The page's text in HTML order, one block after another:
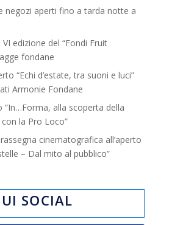
negozi aperti fino a tarda notte a
edizione del “Fondi Fruit
fondane
“Echi d’estate, tra suoni e luci”
Armonie Fondane
“In…Forma, alla scoperta della
la Pro Loco”
cinematografica all’aperto
– Dal mito al pubblico”
SOCIAL